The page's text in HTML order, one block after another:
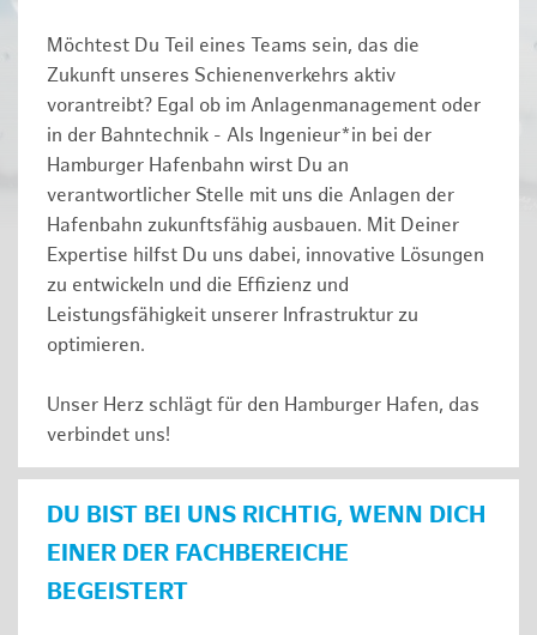
Möchtest Du Teil eines Teams sein, das die
Zukunft unseres Schienenverkehrs aktiv
vorantreibt? Egal ob im Anlagenmanagement oder
in der Bahntechnik - Als Ingenieur*in bei der
Hamburger Hafenbahn wirst Du an
verantwortlicher Stelle mit uns die Anlagen der
Hafenbahn zukunftsfähig ausbauen. Mit Deiner
Expertise hilfst Du uns dabei, innovative Lösungen
zu entwickeln und die Effizienz und
Leistungsfähigkeit unserer Infrastruktur zu
optimieren.
Unser Herz schlägt für den Hamburger Hafen, das
verbindet uns!
DU BIST BEI UNS RICHTIG, WENN DICH
EINER DER FACHBEREICHE
BEGEISTERT